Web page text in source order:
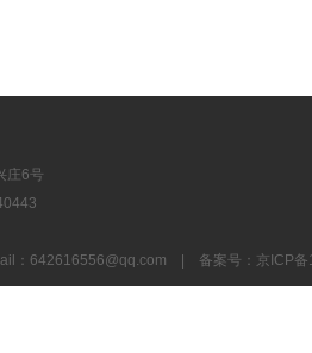
庄6号
： 642616556@qq.com | 备案号： 京ICP